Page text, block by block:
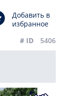
Добавить в
избранное
# ID
5406